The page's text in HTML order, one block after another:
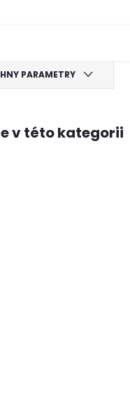
PARAMETRY
v této kategorii